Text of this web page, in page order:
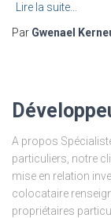
Lire la suite…
Par Gwenael
A propos
particuliers, notre
mise en relation
colocataire
propriétaires